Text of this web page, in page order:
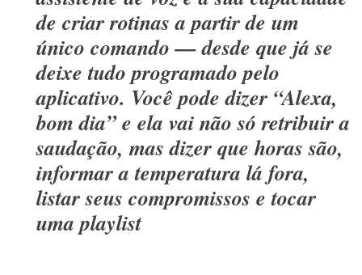
de criar rotinas a partir de um
único comando — desde que já se
deixe tudo programado pelo
aplicativo. Você pode dizer “Alexa,
bom dia” e ela vai não só retribuir a
saudação, mas dizer que horas são,
informar a temperatura lá fora,
listar seus compromissos e tocar
uma playlist